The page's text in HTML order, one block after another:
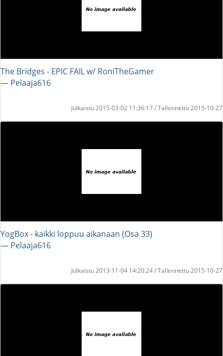
The Bridges - EPIC FAIL w/ RoniTheGamer
― Pelaaja616
Julkaistu 2015-03-02 11:36:17 / Tallennettu 2015-10-27
YogBox - kaikki loppuu aikanaan (Osa 33)
― Pelaaja616
Julkaistu 2013-11-04 14:20:24 / Tallennettu 2015-10-27